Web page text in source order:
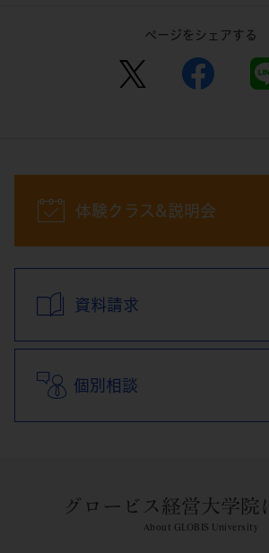
ページをシェアする
体験クラス&説明会
資料請求
個別相談
グロービス経営大学院
About GLOBIS University